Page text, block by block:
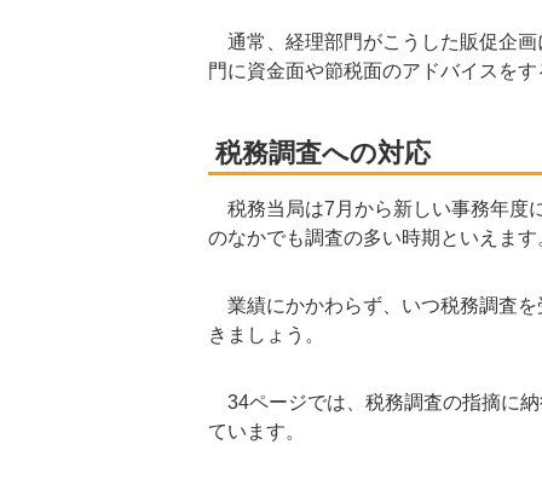
通常、経理部門がこうした販促企
門に資金面や節税面のアドバイスを
税務調査への対応
税務当局は7月から新しい事務年度
のなかでも調査の多い時期といえます
業績にかかわらず、いつ税務調査
きましょう。
34ページでは、税務調査の指摘に
ています。